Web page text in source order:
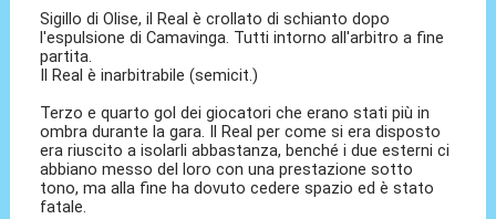
Sigillo di Olise, il Real è crollato di schianto dopo
l'espulsione di Camavinga. Tutti intorno all'arbitro a fine
partita.
Il Real è inarbitrabile (semicit.)
Terzo e quarto gol dei giocatori che erano stati più in
ombra durante la gara. Il Real per come si era disposto
era riuscito a isolarli abbastanza, benché i due esterni ci
abbiano messo del loro con una prestazione sotto
tono, ma alla fine ha dovuto cedere spazio ed è stato
fatale.